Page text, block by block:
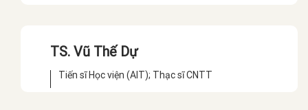
TS. Vũ Thế Dự
Tiến sĩ Học viện (AIT); Thạc sĩ CNTT